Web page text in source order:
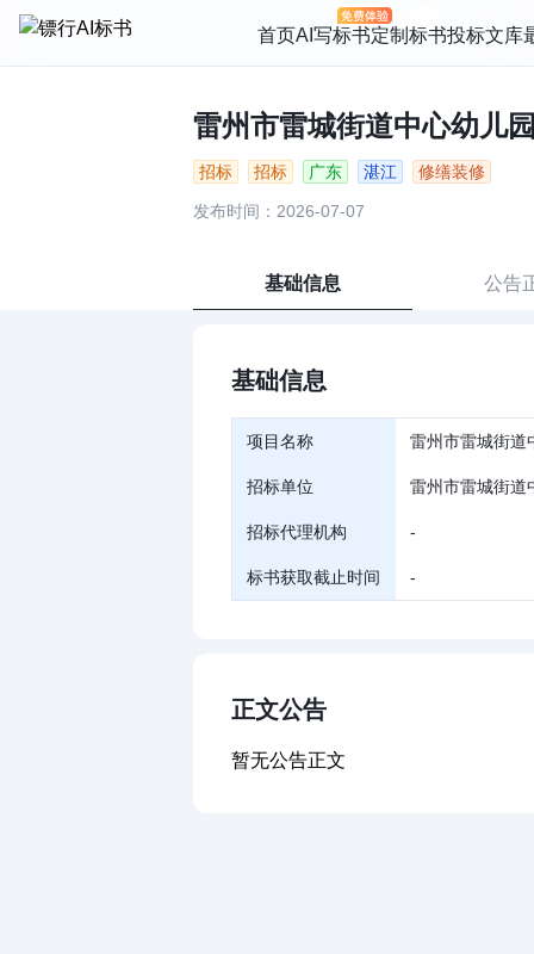
首页AI写标书定制标书投标文库
雷州市雷城街道中心幼儿
招标 招标 广东 湛江 修缮装修
发布时间：2026-07-07
基础信息 公告
基础信息
项目名称 雷州市雷城街道
招标单位 雷州市雷城街道
招标代理机构 -
标书获取截止时间 -
正文公告
暂无公告正文